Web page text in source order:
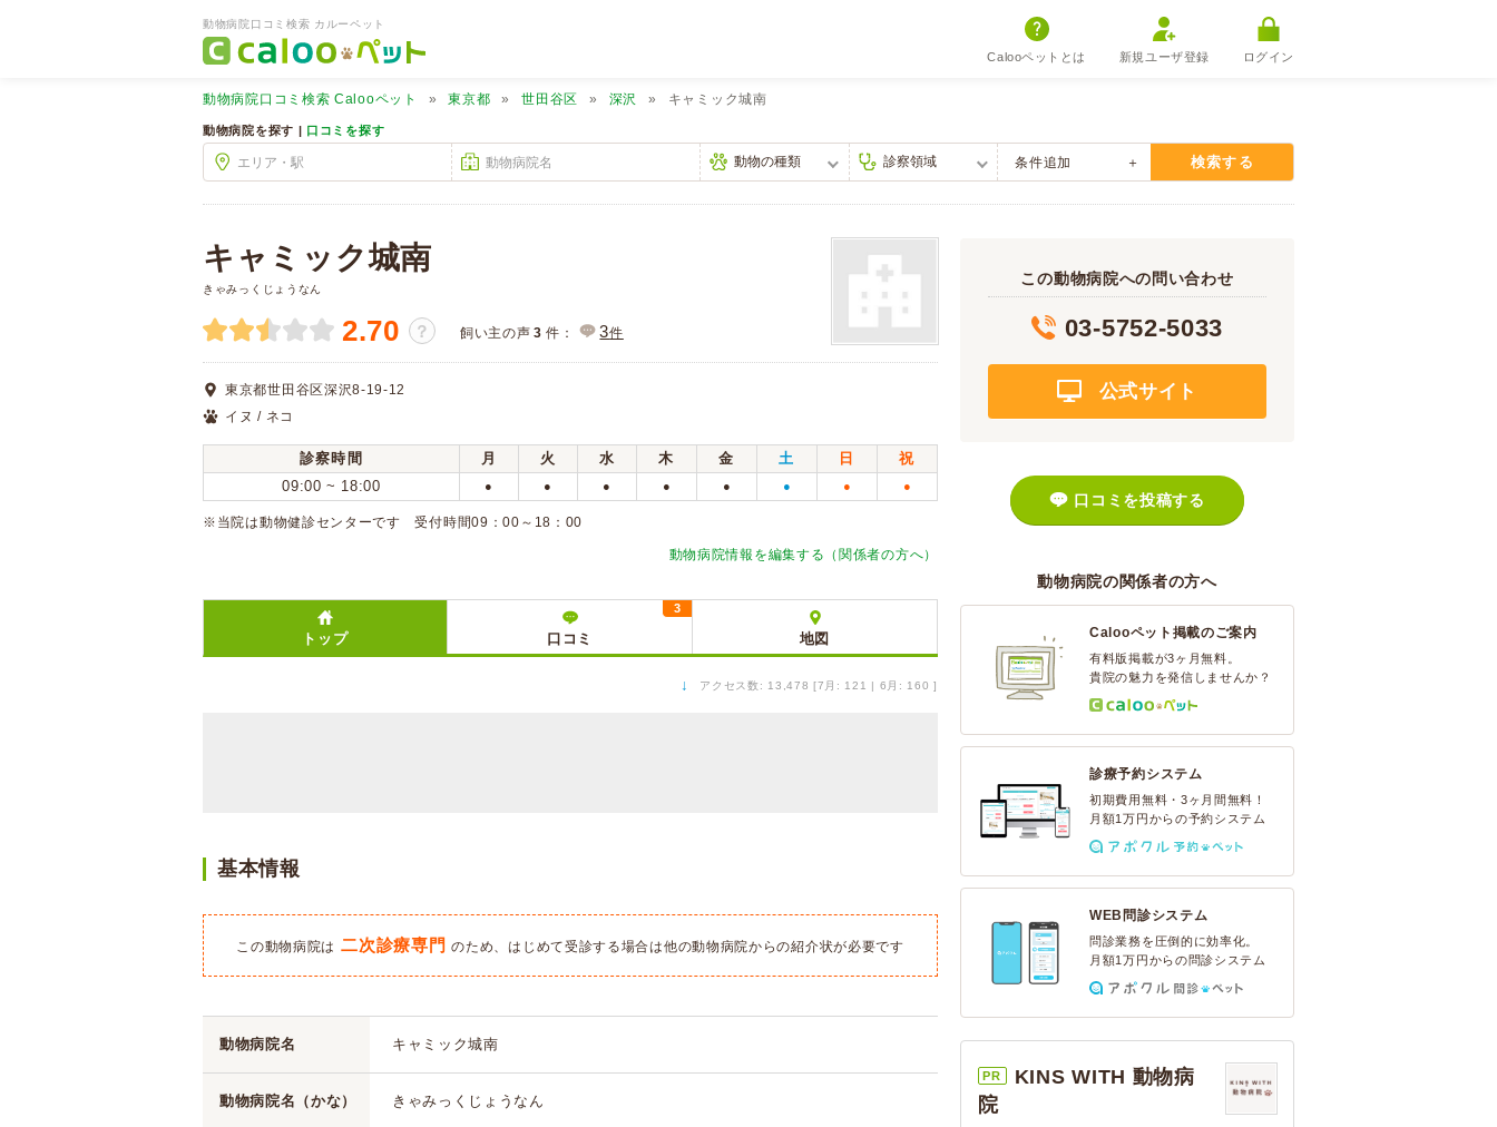
動物病院口コミ検索 カルーペット
Calooペットとは 新規ユーザ登録 ログイン
動物病院口コミ検索 Calooペット 東京都 世田谷区 深沢 キャミック城南
動物病院を探す | 口コミを探す
条件追加 検索する
キャミック城南
きゃみっくじょうなん
2.70 ？ 飼い主の声 3 件： 3件
東京都世田谷区深沢8-19-12
イヌ / ネコ
診察時間 月 火 水 木 金 土 日
祝
09:00 ~ 18:00
● ● ● ● ● ● ● ●
※当院は動物健診センターです 受付時間09：00～18：00
動物病院情報を編集する（関係者の方へ）
トップ 口コミ
3
地図
↓ アクセス数: 13,478 [7月: 121 | 6月: 160 ]
基本情報
この動物病院は 二次診療専門 のため、はじめて受診する場合は他の動物病院からの紹介状が必要です
動物病院名 キャミック城南
動物病院名（かな） きゃみっくじょうなん
この動物病院への問い合わせ
03-5752-5033
公式サイト
口コミを投稿する
動物病院の関係者の方へ
Calooペット掲載のご案内
有料版掲載が3ヶ月無料。
貴院の魅力を発信しませんか？
診療予約システム
初期費用無料・3ヶ月間無料！
月額1万円からの予約システム
WEB問診システム
問診業務を圧倒的に効率化。
月額1万円からの問診システム
PR
KINS WITH 動物病
院